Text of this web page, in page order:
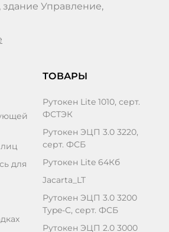
здание Управление,
для
ТОВАРЫ
Рутокен Lite 1010, серт.
ФСТЭК
Рутокен ЭЦП 3.0 3220,
серт. ФСБ
Рутокен Lite 64Кб
Jacarta_LT
Рутокен ЭЦП 3.0 3200
Type-C, серт. ФCБ
Рутокен ЭЦП 2.0 3000